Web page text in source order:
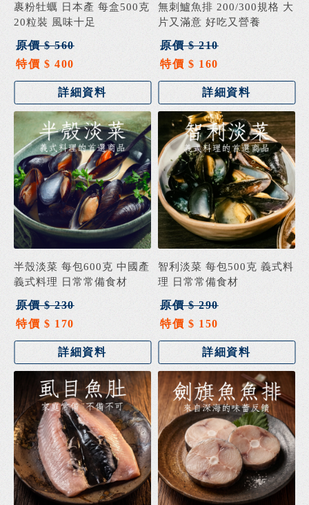
裹粉牡蠣 日本產 每盒500克
20粒裝 風味十足
原價 $ 560
特價 $ 400
詳細資料
無刺鱸魚排 200/300規格 大
片又滿意 好吃又營養
原價 $ 210
特價 $ 160
詳細資料
半殼淡菜 每包600克 中國產
義式料理 日常常備食材
原價 $ 230
特價 $ 170
詳細資料
智利淡菜 每包500克 義式料
理 日常常備食材
原價 $ 290
特價 $ 150
詳細資料